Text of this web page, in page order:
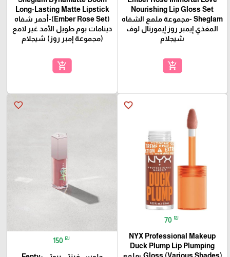
Nourishing Lip Gloss Set
Sheglam -مجموعة ملمع الشفاه
المغذي إيمبر روز إيمورتال لوف
شيجلام
add_shopping_cart
Long-Lasting Matte Lipstick
(Ember Rose Set)-أحمر شفاه
دينامات بوم طويل الأمد غير لامع
(مجموعة إمبر روز) شيجلام
add_shopping_cart
favorite_border
70 ₪
NYX Professional Makeup
Duck Plump Lip Plumping
favorite_border
150 ₪